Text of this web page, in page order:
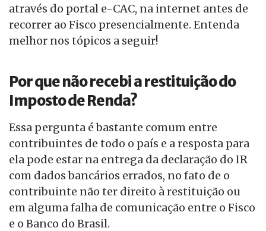
através do portal e-CAC, na internet antes de
recorrer ao Fisco presencialmente. Entenda
melhor nos tópicos a seguir!
Por que não recebi a restituição do
Imposto de Renda?
Essa pergunta é bastante comum entre
contribuintes de todo o país e a resposta para
ela pode estar na entrega da declaração do IR
com dados bancários errados, no fato de o
contribuinte não ter direito à restituição ou
em alguma falha de comunicação entre o Fisco
e o Banco do Brasil.